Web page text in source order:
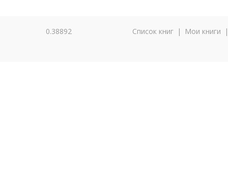
0.38892 Список книг | Мои книги |